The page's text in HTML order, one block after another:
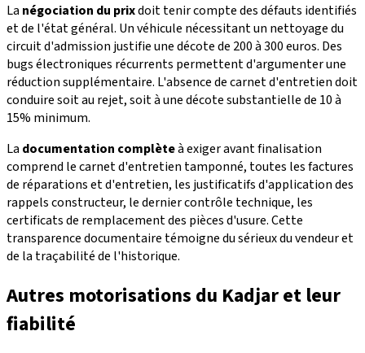
La négociation du prixdoit tenir compte des défauts identifiés
et de l'état général. Un véhicule nécessitant un nettoyage du
circuit d'admission justifie une décote de 200 à 300 euros. Des
bugs électroniques récurrents permettent d'argumenter une
réduction supplémentaire. L'absence de carnet d'entretien doit
conduire soit au rejet, soit à une décote substantielle de 10 à
15% minimum.
La documentation complèteà exiger avant finalisation
comprend le carnet d'entretien tamponné, toutes les factures
de réparations et d'entretien, les justificatifs d'application des
rappels constructeur, le dernier contrôle technique, les
certificats de remplacement des pièces d'usure. Cette
transparence documentaire témoigne du sérieux du vendeur et
de la traçabilité de l'historique.
Autres motorisations du Kadjar et leur
fiabilité